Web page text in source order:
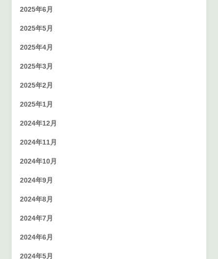
2025年6月
2025年5月
2025年4月
2025年3月
2025年2月
2025年1月
2024年12月
2024年11月
2024年10月
2024年9月
2024年8月
2024年7月
2024年6月
2024年5月